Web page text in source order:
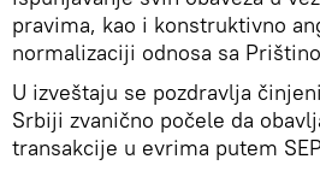
pravima, kao i konstruktivno
normalizaciji odnosa sa
U izveštaju se pozdravlja
Srbiji zvanično počele da
transakcije u evrima putem